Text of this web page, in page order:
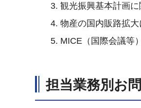
観光振興基本計画に
物産の国内販路拡
MICE（国際会議等
担当業務別お